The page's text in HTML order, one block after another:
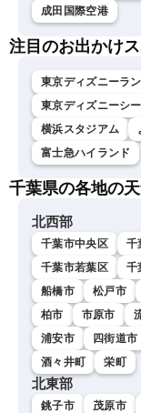
成田国際空港
注目のお出かけ
東京ディズニーラ
東京ディズニーシー
横浜スタジアム
富士急ハイランド
千葉県の各地の
北西部
千葉市中央区 千
千葉市若葉区
千
船橋市
松戸市
柏市
市原市
浦安市
四街道市
酒々井町
栄町
北東部
銚子市 茂原市